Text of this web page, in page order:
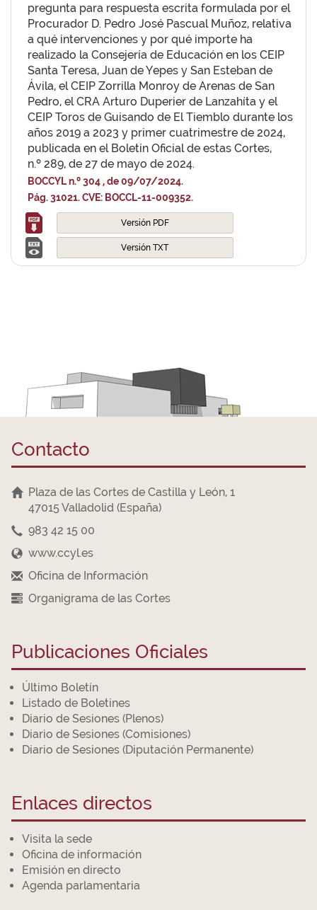
pregunta para respuesta escrita formulada por el
Procurador D. Pedro José Pascual Muñoz, relativa
a qué intervenciones y por qué importe ha
realizado la Consejería de Educación en los CEIP
Santa Teresa, Juan de Yepes y San Esteban de
Ávila, el CEIP Zorrilla Monroy de Arenas de San
Pedro, el CRA Arturo Duperier de Lanzahíta y el
CEIP Toros de Guisando de El Tiemblo durante los
años 2019 a 2023 y primer cuatrimestre de 2024,
publicada en el Boletín Oficial de estas Cortes,
n.º 289, de 27 de mayo de 2024.
BOCCYL n.º 304 , de 09/07/2024.
Pág. 31021. CVE: BOCCL-11-009352.
Versión PDF
Versión TXT
Contacto
Plaza de las Cortes de Castilla y León, 1
47015 Valladolid (España)
983 42 15 00
www.ccyl.es
Oficina de Información
Organigrama de las Cortes
Publicaciones Oficiales
Último Boletín
Listado de Boletines
Diario de Sesiones (Plenos)
Diario de Sesiones (Comisiones)
Diario de Sesiones (Diputación Permanente)
Enlaces directos
Visita la sede
Oficina de información
Emisión en directo
Agenda parlamentaria